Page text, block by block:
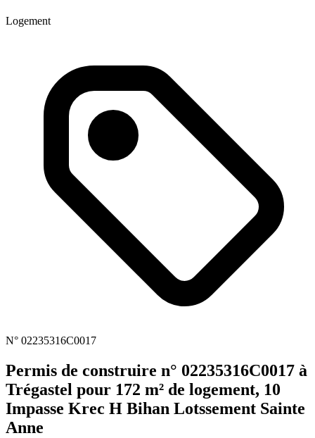
Logement
N° 02235316C0017
Permis de construire n° 02235316C0017 à
Trégastel pour 172 m² de logement, 10
Impasse Krec H Bihan Lotssement Sainte
Anne